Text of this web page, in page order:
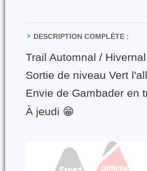
DESCRIPTION COMPLÈTE :
Trail Automnal /
Sortie de niveau Vert
Envie de Gambader en
À jeudi 😁